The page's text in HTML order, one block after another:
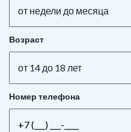
от недели до месяца
Возраст
от 14 до 18 лет
Номер телефона